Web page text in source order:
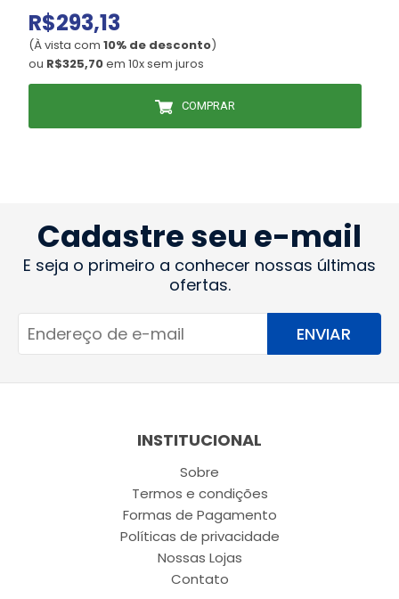
R$293,13
(À vista com 10% de desconto)
ou R$325,70em 10x sem juros
COMPRAR
Cadastre seu e-mail
E seja o primeiro a conhecer nossas últimas
ofertas.
ENVIAR
INSTITUCIONAL
Sobre
Termos e condições
Formas de Pagamento
Políticas de privacidade
Nossas Lojas
Contato